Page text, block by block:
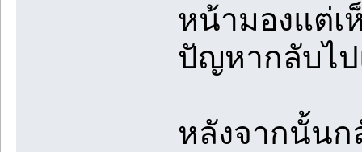
หน้ามองแต่เ
ปัญหากลับไป
หลังจากนั้นก